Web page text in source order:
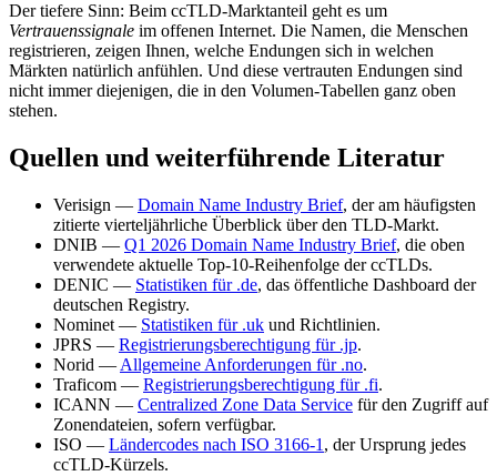
Der tiefere Sinn: Beim ccTLD-Marktanteil geht es um
Vertrauenssignale im offenen Internet. Die Namen, die Menschen
registrieren, zeigen Ihnen, welche Endungen sich in welchen
Märkten natürlich anfühlen. Und diese vertrauten Endungen sind
nicht immer diejenigen, die in den Volumen-Tabellen ganz oben
stehen.
Quellen und weiterführende Literatur
Verisign — Domain Name Industry Brief, der am häufigsten
zitierte vierteljährliche Überblick über den TLD-Markt.
DNIB — Q1 2026 Domain Name Industry Brief, die oben
verwendete aktuelle Top-10-Reihenfolge der ccTLDs.
DENIC — Statistiken für .de, das öffentliche Dashboard der
deutschen Registry.
Nominet — Statistiken für .uk und Richtlinien.
JPRS — Registrierungsberechtigung für .jp.
Norid — Allgemeine Anforderungen für .no.
Traficom — Registrierungsberechtigung für .fi.
ICANN — Centralized Zone Data Service für den Zugriff auf
Zonendateien, sofern verfügbar.
ISO — Ländercodes nach ISO 3166-1 , der Ursprung jedes
ccTLD-Kürzels.